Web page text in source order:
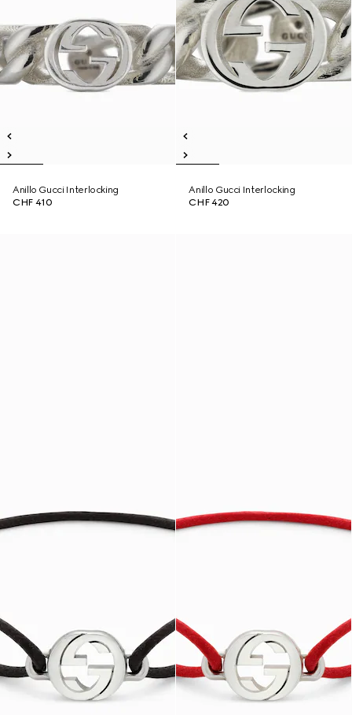
Anillo Gucci Interlocking
CHF 410
Anillo Gucci Interlocking
CHF 420